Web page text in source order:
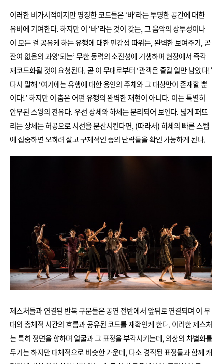
이러한 비가시적이지만 명징한 코드들은 ‘바’라는 투명한 공간에 대한
유비에 기여한다. 하지만 이 ‘바’라는 것이 갖는, 그 음악의 상투성이나
이 모든 걸 공유케 하는 유행에 대한 민감성 따위는, 완벽한 보여주기, 곧
잔여 없음의 과잉‘되는’ 무한 동력의 소진성에 기생하며 현장에서 즉각
재코드화될 것이 요청된다. 곧 이 무대로부터 ‘관객은 즐길 일만 남았다!’
다시 말해 ‘여기에는 유행에 대한 용인의 주체와 그 대상만이 존재할 뿐
이다!’ 하지만 이 춤은 어떤 유행의 완벽한 재현이 아니다. 이는 특별히
안무된 스윙의 전유다. 우선 상체와 하체는 분리되어 보인다. 넓게 퍼뜨
리는 상체는 허공으로 시선을 분산시킨다면, (따라서) 하체의 빠른 스텝
에 집중하면 오히려 잘고 구체적인 춤의 단락들을 확인 가능하게 된다.
제스처들과 연결된 반복 구문들은 공연 전반에서 앞뒤로 연결되며 이 무
대의 총체적 시간의 흐름과 공유된 코드를 재확인케 한다. 이러한 제스처
는 특히 정면을 향하며 얼굴과 그 표정을 부각시키는데, 의상의 차별화를
두기는 하지만 대체적으로 비슷한 가운데, 다소 경직된 표정들과 함께 캐